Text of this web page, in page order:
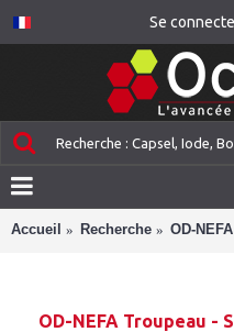
Se
Accueil Recherche OD-
OD-NEFA Troupeau -